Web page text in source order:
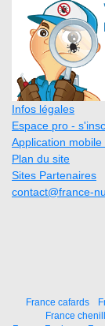
Infos légales
Espace pro -
Application
Plan du site
Sites Partenaires
contact@france-
France cafards
France